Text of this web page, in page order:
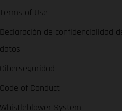
Terms of Use
Declaración de confidencialidad
datos
Ciberseguridad
Code of Conduct
Whistleblower System